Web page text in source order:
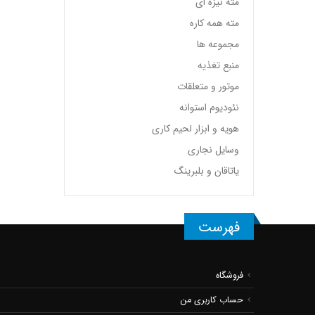
مته همه کاره
مجموعه ها
منبع تغذیه
موتور و متعلقات
نئودیوم استوانه
هویه و ابزار لحیم کاری
وسایل نجاری
یاتاقان و بلبرینگ
فهرست
فروشگاه
حساب کاربری من